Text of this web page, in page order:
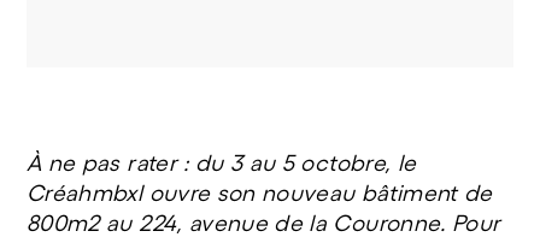
À ne pas rater : du 3 au 5 octobre, le
Créahmbxl ouvre son nouveau bâtiment de
800m2 au 224, avenue de la Couronne. Pour